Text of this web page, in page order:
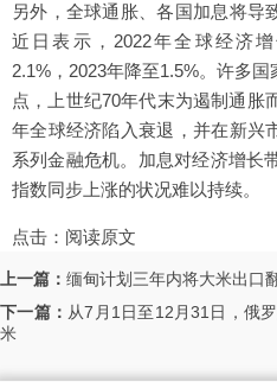
另外，全球通胀、各国加息将导
近日表示，2022年全球经济
2.1%，2023年降至1.5%。许多
点，上世纪70年代末为遏制通胀
年全球经济陷入衰退，并在新兴
系列金融危机。加息对经济增长
指数同步上涨的状况难以持续。
点击： 阅读原文
上一篇： 缅甸计划三年内将大米出口
下一篇： 从7月1日至12月31日，俄
米